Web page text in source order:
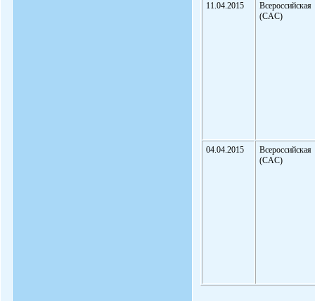
11.04.2015
Всероссийская
(CAC)
04.04.2015
Всероссийская
(CAC)